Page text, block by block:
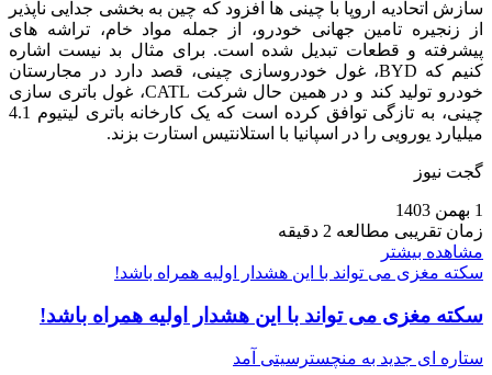
سازش اتحادیه اروپا با چینی‌ ها افزود که چین به بخشی جدایی‌ ناپذیر
از زنجیره تامین جهانی خودرو، از جمله مواد خام، تراشه‌ های
پیشرفته و قطعات تبدیل شده است. برای مثال بد نیست اشاره
کنیم که BYD، غول خودروسازی چینی، قصد دارد در مجارستان
خودرو تولید کند و در همین حال شرکت CATL، غول باتری سازی
چینی، به تازگی توافق کرده است که یک کارخانه باتری لیتیوم 4.1
میلیارد یورویی را در اسپانیا با استلانتیس استارت بزند.
گجت نیوز
1 بهمن 1403
زمان تقریبی مطالعه 2 دقیقه
مشاهده بیشتر
سکته مغزی می تواند با این هشدار اولیه همراه باشد!
سکته مغزی می تواند با این هشدار اولیه همراه باشد!
ستاره ای جدید به منچسترسیتی آمد